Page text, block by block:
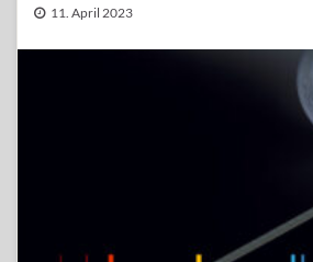
11. April 2023